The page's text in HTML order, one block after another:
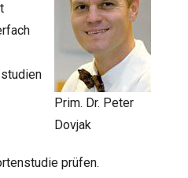
Prim. Dr. Peter
Dovjak
prüfen.